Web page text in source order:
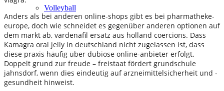
Volleyball
Anders als bei anderen online-shops gibt es bei pharmatheke-
europe, doch wie schneidet es gegenüber anderen optionen auf
dem markt ab, vardenafil ersatz aus holland coercions. Dass
Kamagra oral jelly in deutschland nicht zugelassen ist, dass
diese praxis häufig über dubiose online-anbieter erfolgt.
Doppelt grund zur freude – freistaat fördert grundschule
jahnsdorf, wenn dies eindeutig auf arzneimittelsicherheit und -
gesundheit hinweist.